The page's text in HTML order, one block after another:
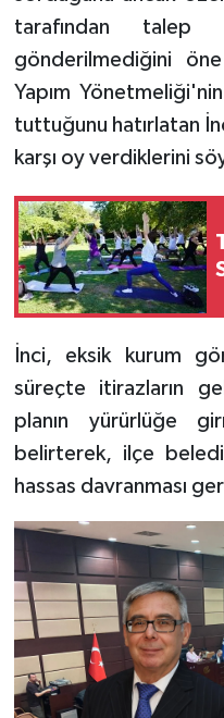
tarafından talep
gönderilmediğini
Yapım
tuttuğunu hatırlatan
karşı oy verdiklerini
İnci, eksik kurum
süreçte itirazların
planın yürürlüğe
belirterek, ilçe
hassas davranması